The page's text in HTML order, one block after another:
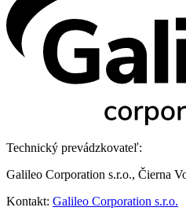
Technický prevádzkovateľ:
Galileo Corporation s.r.o., Čierna
Kontakt: Galileo Corporation s.r.o.